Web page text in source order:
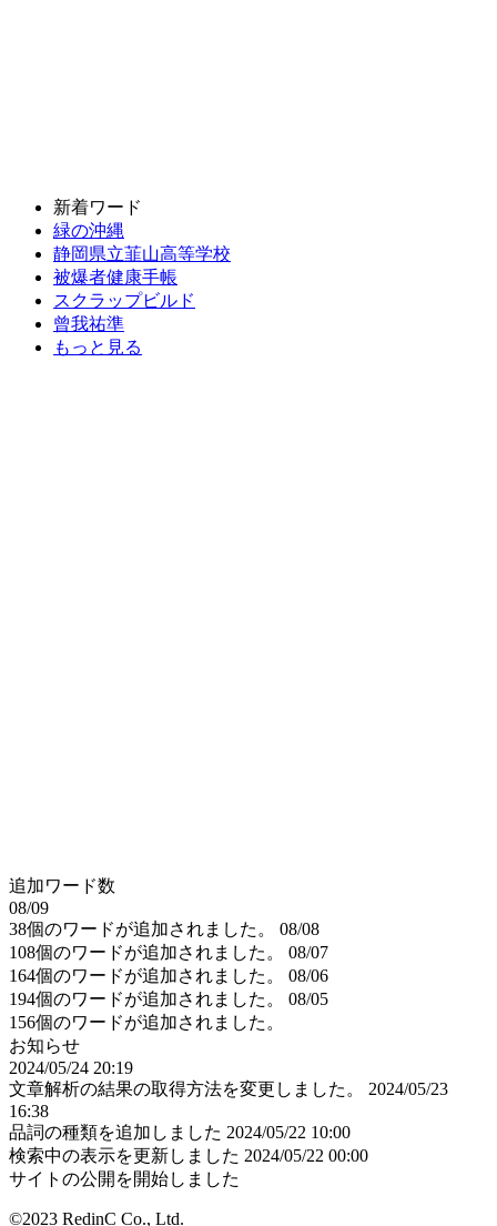
新着ワード
緑の沖縄
静岡県立韮山高等学校
被爆者健康手帳
スクラップビルド
曾我祐準
もっと見る
追加ワード数
08/09
38個のワードが追加されました。
08/08
108個のワードが追加されました。
08/07
164個のワードが追加されました。
08/06
194個のワードが追加されました。
08/05
156個のワードが追加されました。
お知らせ
2024/05/24 20:19
文章解析の結果の取得方法を変更しました。
2024/05/23
16:38
品詞の種類を追加しました 2024/05/22 10:00
検索中の表示を更新しました 2024/05/22 00:00
サイトの公開を開始しました
©2023 RedinC Co., Ltd.